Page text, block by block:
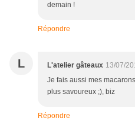
demain !
Répondre
L L'atelier gâteaux 13/07/
Je fais aussi mes
plus savoureux ;), biz
Répondre